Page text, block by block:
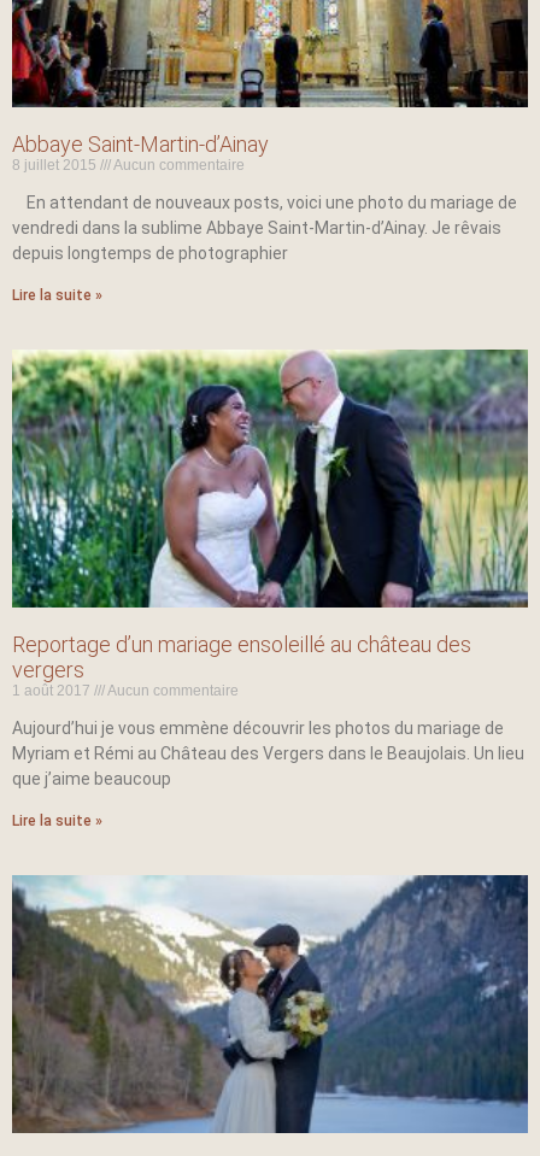
Abbaye Saint-Martin-d’Ainay
8 juillet 2015 Aucun commentaire
En attendant de nouveaux posts, voici une photo du mariage de
vendredi dans la sublime Abbaye Saint-Martin-d’Ainay. Je rêvais
depuis longtemps de photographier
Lire la suite »
Reportage d’un mariage ensoleillé au château des
vergers
1 août 2017 Aucun commentaire
Aujourd’hui je vous emmène découvrir les photos du mariage de
Myriam et Rémi au Château des Vergers dans le Beaujolais. Un lieu
que j’aime beaucoup
Lire la suite »